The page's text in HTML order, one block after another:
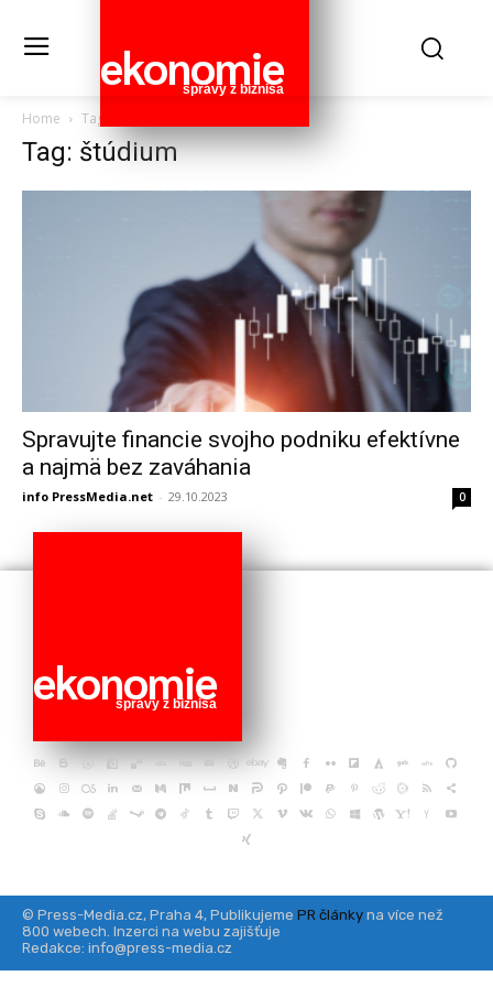
ekonomie
správy z biznisa
Home Tags
Tag: štúdium
Spravujte financie svojho podniku efektívne
a najmä bez zaváhania
info PressMedia.net - 29.10.2023 0
ekonomie
správy z biznisa
© Press-Media.cz, Praha 4, Publikujeme PR články na více než
800 webech. Inzerci na webu zajišťuje
Redakce: info@press-media.cz